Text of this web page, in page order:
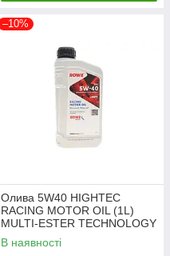
–10%
Олива 5W40 HIGHTEC
RACING MOTOR OIL (1L)
MULTI-ESTER TECHNOLOGY
ROWE 20044-0010-99 UA61
В наявності